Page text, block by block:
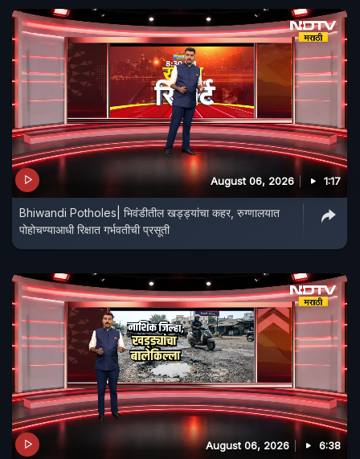
August 06, 2026 1:17
Bhiwandi Potholes| भिवंडीतील खड्ड्यांचा कहर, रुग्णालयात
पोहोचण्याआधी रिक्षात गर्भवतीची प्रसूती
August 06, 2026 6:38